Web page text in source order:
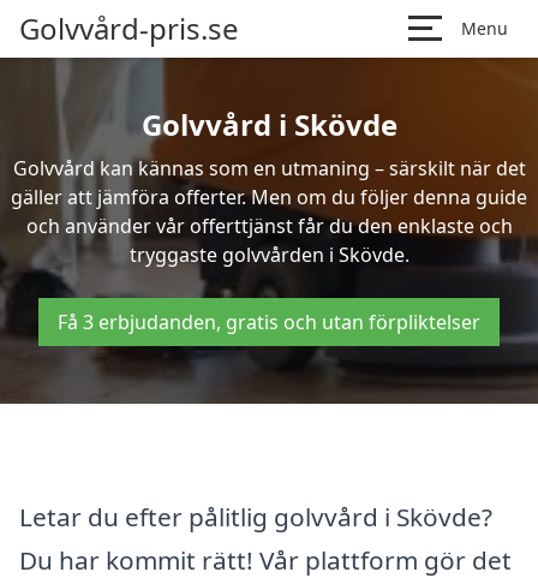
Golvvård-pris.se Menu
Golvvård i Skövde
Golvvård kan kännas som en utmaning – särskilt när det
gäller att jämföra offerter. Men om du följer denna guide
och använder vår offerttjänst får du den enklaste och
tryggaste golvvården i Skövde.
Få 3 erbjudanden, gratis och utan förpliktelser
Letar du efter pålitlig golvvård i Skövde?
Du har kommit rätt! Vår plattform gör det